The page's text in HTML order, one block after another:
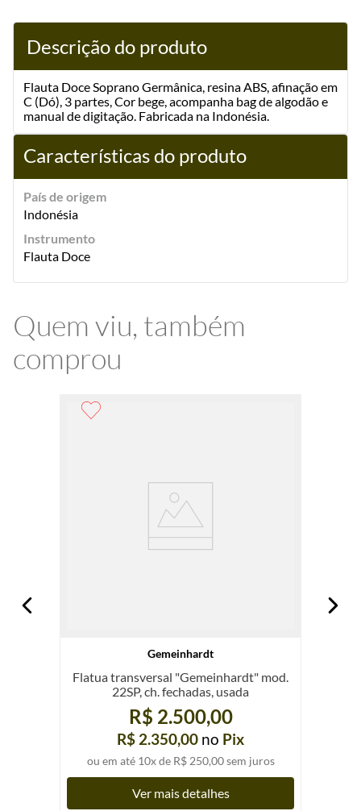
Descrição do produto
Flauta Doce Soprano Germânica, resina ABS, afinação em
C (Dó), 3 partes, Cor bege, acompanha bag de algodão e
manual de digitação. Fabricada na Indonésia.
Características do produto
País de origem
Indonésia
Instrumento
Flauta Doce
Quem viu, também
comprou
Gemeinhardt
Flatua transversal "Gemeinhardt" mod.
22SP, ch. fechadas, usada
R$ 2.500,00
R$ 2.350,00 no Pix
ou em até 10x de R$ 250,00sem juros
Ver mais detalhes